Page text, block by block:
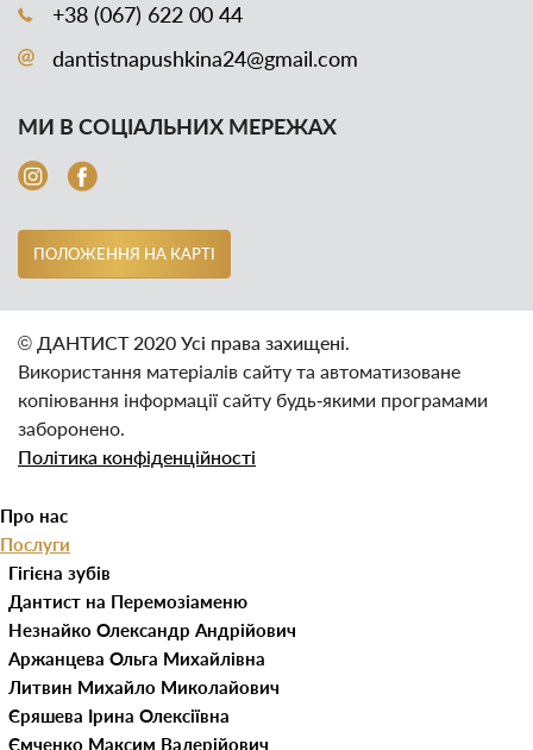
+38 (067) 622 00 44
dantistnapushkina24@gmail.com
МИ В СОЦІАЛЬНИХ МЕРЕЖАХ
ПОЛОЖЕННЯ НА КАРТІ
© ДАНТИСТ 2020 Усі права захищені.
Використання матеріалів сайту та автоматизоване
копіювання інформації сайту будь‑якими програмами
заборонено.
Політика конфіденційності
Про нас
Послуги
Гігієна зубів
Видалення зубного каменю
Дитяча стоматологія
Видалення молочних зубів
Герметизація фісур
Лікування карієсу молочних
зубів
Лікування молочних зубів
Естетична стоматологія
Відбілювання зубів
Вініри для зубів
Люмініри
Імплантація зубів
Консультація стоматолога
Лікування захворювань СНЩС
Лікування зубів
Наші клініки
Дантист на Перемозі
Дантист на Пушкіна
Лікарі
Незнайко Олександр Андрійович
Аржанцева Ольга Михайлівна
Литвин Михайло Миколайович
Єряшева Ірина Олексіївна
Ємченко Максим Валерійович
ЦІНИ
Контакти
Блог
Портфоліо
UA